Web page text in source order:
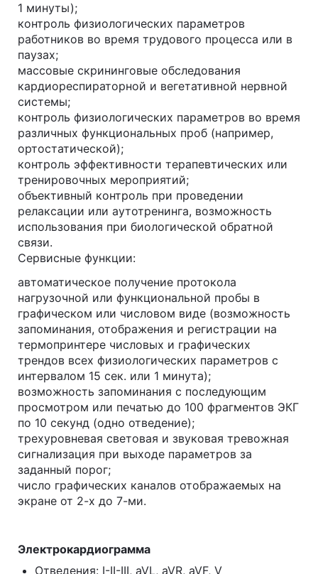
1 минуты);
контроль физиологических параметров
работников во время трудового процесса или в
паузах;
массовые скрининговые обследования
кардиореспираторной и вегетативной нервной
системы;
контроль физиологических параметров во время
различных функциональных проб (например,
ортостатической);
контроль эффективности терапевтических или
тренировочных мероприятий;
объективный контроль при проведении
релаксации или аутотренинга, возможность
использования при биологической обратной
связи.
Сервисные функции:
автоматическое получение протокола
нагрузочной или функциональной пробы в
графическом или числовом виде (возможность
запоминания, отображения и регистрации на
термопринтере числовых и графических
трендов всех физиологических параметров с
интервалом 15 сек. или 1 минута);
возможность запоминания с последующим
просмотром или печатью до 100 фрагментов ЭКГ
по 10 секунд (одно отведение);
трехуровневая световая и звуковая тревожная
сигнализация при выходе параметров за
заданный порог;
число графических каналов отображаемых на
экране от 2-х до 7-ми.
Электрокардиограмма
Отведения: I-II-III, aVL, aVR, aVF, V